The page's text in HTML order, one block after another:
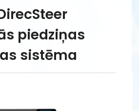
piedziņas
sistēma